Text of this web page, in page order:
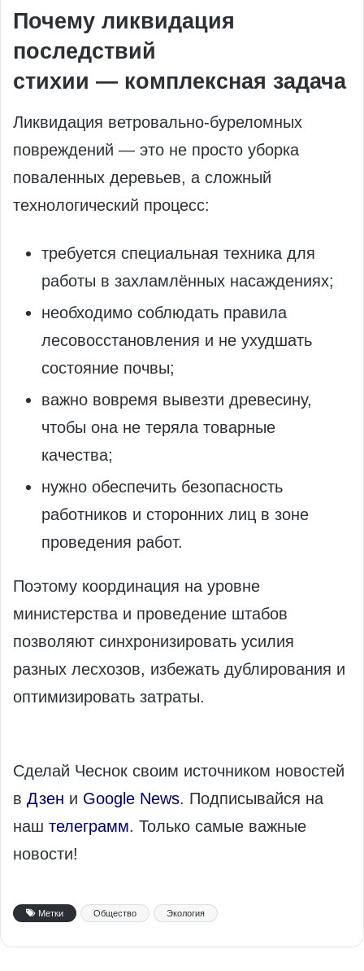
Почему ликвидация
последствий
стихии — комплексная задача
Ликвидация ветровально‑буреломных
повреждений — это не просто уборка
поваленных деревьев, а сложный
технологический процесс:
требуется специальная техника для
работы в захламлённых насаждениях;
необходимо соблюдать правила
лесовосстановления и не ухудшать
состояние почвы;
важно вовремя вывезти древесину,
чтобы она не теряла товарные
качества;
нужно обеспечить безопасность
работников и сторонних лиц в зоне
проведения работ.
Поэтому координация на уровне
министерства и проведение штабов
позволяют синхронизировать усилия
разных лесхозов, избежать дублирования и
оптимизировать затраты.
Сделай Чеснок своим источником новостей
в Дзен и Google News. Подписывайся на
наш телеграмм. Только самые важные
новости!
Метки Общество Экология